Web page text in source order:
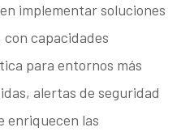
implementar soluciones
capacidades
para entornos más
alertas de seguridad
enriquecen las